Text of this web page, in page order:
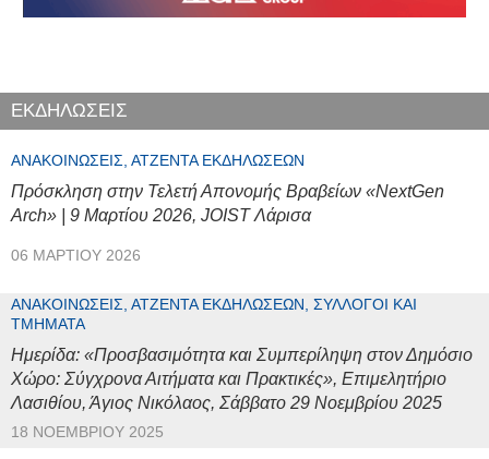
ΕΚΔΗΛΩΣΕΙΣ
ΑΝΑΚΟΙΝΏΣΕΙΣ, ΑΤΖΈΝΤΑ ΕΚΔΗΛΏΣΕΩΝ
Πρόσκληση στην Τελετή Απονομής Βραβείων «NextGen
Arch» | 9 Μαρτίου 2026, JOIST Λάρισα
06 ΜΑΡΤΊΟΥ 2026
ΑΝΑΚΟΙΝΏΣΕΙΣ, ΑΤΖΈΝΤΑ ΕΚΔΗΛΏΣΕΩΝ, ΣΎΛΛΟΓΟΙ ΚΑΙ
ΤΜΉΜΑΤΑ
Ημερίδα: «Προσβασιμότητα και Συμπερίληψη στον Δημόσιο
Χώρο: Σύγχρονα Αιτήματα και Πρακτικές», Επιμελητήριο
Λασιθίου, Άγιος Νικόλαος, Σάββατο 29 Νοεμβρίου 2025
18 ΝΟΕΜΒΡΊΟΥ 2025